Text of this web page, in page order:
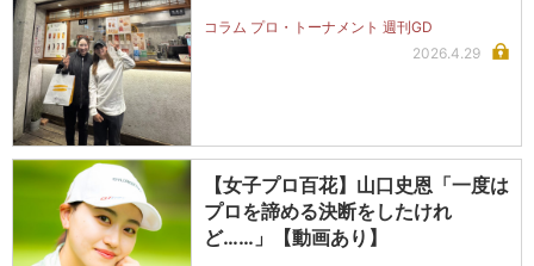
コラム プロ・トーナメント 週刊GD
2026.4.29
【女子プロ百花】山口史恩「一度は
プロを諦める決断をしたけれ
ど……」【動画あり】